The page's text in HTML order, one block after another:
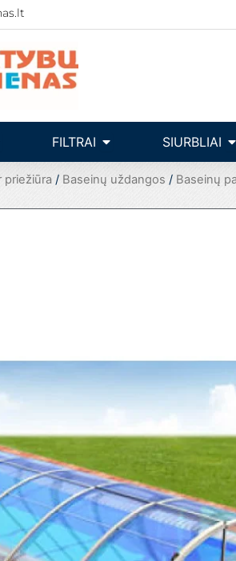
Baseinų įrengimas
FILTRAI Open filtraiSIURBLIAI
priežiūra / Baseinų uždangos / Baseinų